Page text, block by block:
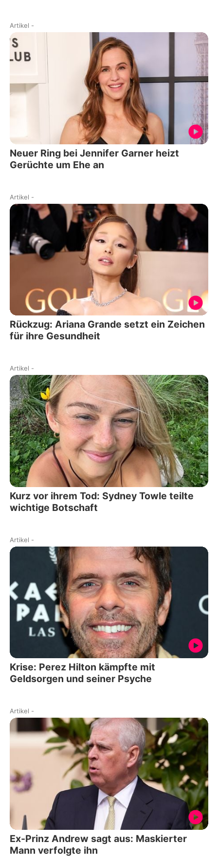
Artikel -
Neuer Ring bei Jennifer Garner heizt
Gerüchte um Ehe an
Artikel -
Rückzug: Ariana Grande setzt ein Zeichen
für ihre Gesundheit
Artikel -
Kurz vor ihrem Tod: Sydney Towle teilte
wichtige Botschaft
Artikel -
Krise: Perez Hilton kämpfte mit
Geldsorgen und seiner Psyche
Artikel -
Ex-Prinz Andrew sagt aus: Maskierter
Mann verfolgte ihn